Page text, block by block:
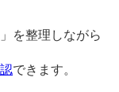
を整理しながら
できます。